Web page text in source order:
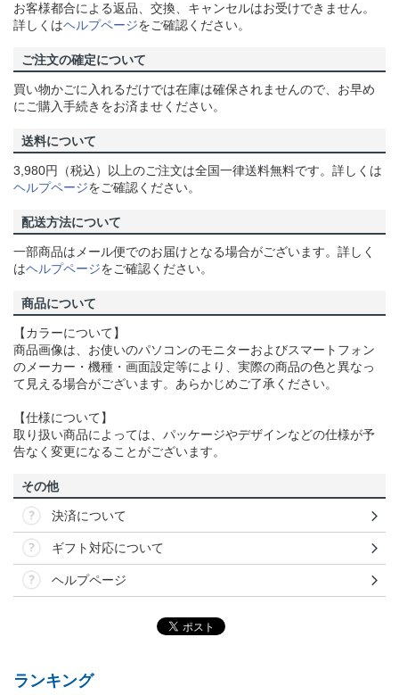
お客様都合による返品、交換、キャンセルはお受けできません。
詳しくはヘルプページをご確認ください。
ご注文の確定について
買い物かごに入れるだけでは在庫は確保されませんので、お早め
にご購入手続きをお済ませください。
送料について
3,980円（税込）以上のご注文は全国一律送料無料です。詳しくは
ヘルプページをご確認ください。
配送方法について
一部商品はメール便でのお届けとなる場合がございます。詳しく
はヘルプページをご確認ください。
商品について
【カラーについて】
商品画像は、お使いのパソコンのモニターおよびスマートフォン
のメーカー・機種・画面設定等により、実際の商品の色と異なっ
て見える場合がございます。あらかじめご了承ください。
【仕様について】
取り扱い商品によっては、パッケージやデザインなどの仕様が予
告なく変更になることがございます。
その他
決済について
ギフト対応について
ヘルプページ
ランキング